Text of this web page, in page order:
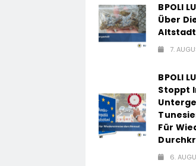
BPOLI
Über
7.
BPOLI
Stoppt
Für
6.